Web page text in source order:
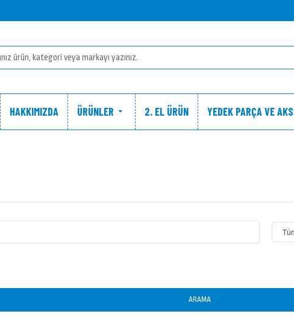
HAKKIMIZDA ÜRÜNLER 2. EL ÜRÜN YEDEK PARÇA VE
ARAMA